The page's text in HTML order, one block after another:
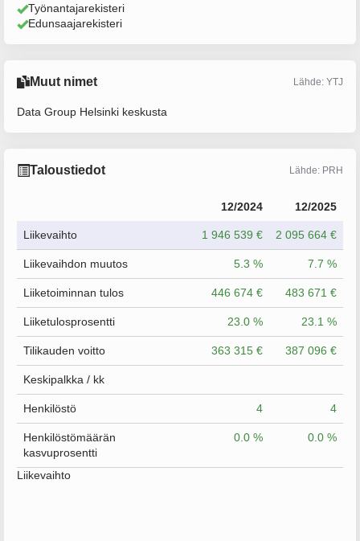
Työnantajarekisteri
Edunsaajarekisteri
Muut nimet Lähde: YTJ
Data Group Helsinki keskusta
Taloustiedot Lähde: PRH
12/2024 12/2025
Liikevaihto 1 946 539 € 2 095 664 €
Liikevaihdon muutos 5.3 % 7.7 %
Liiketoiminnan tulos 446 674 € 483 671 €
Liiketulosprosentti 23.0 % 23.1 %
Tilikauden voitto 363 315 € 387 096 €
Keskipalkka / kk
Henkilöstö 4 4
Henkilöstömäärän
kasvuprosentti
0.0 % 0.0 %
Liikevaihto